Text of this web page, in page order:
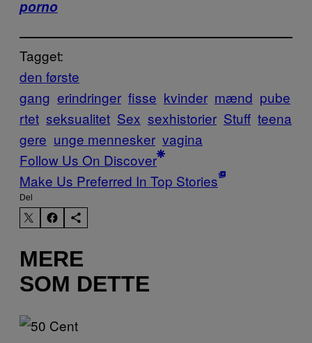
porno
Tagget:
den første
gang erindringer fisse kvinder mænd pube
rtet seksualitet Sex sexhistorier Stuff teena
gere unge mennesker vagina
Follow Us On Discover
Make Us Preferred In Top Stories
Del
MERE
SOM DETTE